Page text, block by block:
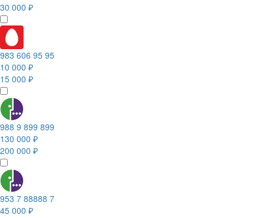
30 000 ₽
983 606 95 95
10 000 ₽
15 000 ₽
988 9 899 899
130 000 ₽
200 000 ₽
953 7 88888 7
45 000 ₽